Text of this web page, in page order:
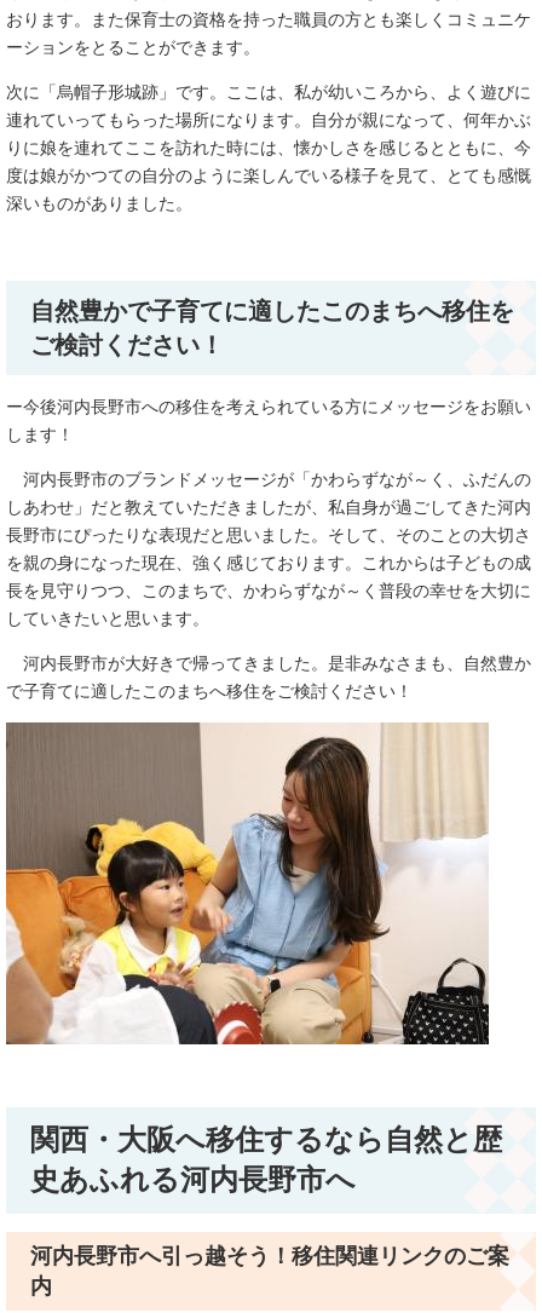
おります。また保育士の資格を持った職員の方とも楽しくコミュニケ
ーションをとることができます。
次に「烏帽子形城跡」です。ここは、私が幼いころから、よく遊びに
連れていってもらった場所になります。自分が親になって、何年かぶ
りに娘を連れてここを訪れた時には、懐かしさを感じるとともに、今
度は娘がかつての自分のように楽しんでいる様子を見て、とても感慨
深いものがありました。
自然豊かで子育てに適したこのまちへ移住を
ご検討ください！
ー今後河内長野市への移住を考えられている方にメッセージをお願い
します！
河内長野市のブランドメッセージが「かわらずなが～く、ふだんの
しあわせ」だと教えていただきましたが、私自身が過ごしてきた河内
長野市にぴったりな表現だと思いました。そして、そのことの大切さ
を親の身になった現在、強く感じております。これからは子どもの成
長を見守りつつ、このまちで、かわらずなが～く普段の幸せを大切に
していきたいと思います。
河内長野市が大好きで帰ってきました。是非みなさまも、自然豊か
で子育てに適したこのまちへ移住をご検討ください！
関西・大阪へ移住するなら自然と歴
史あふれる河内長野市へ
河内長野市へ引っ越そう！移住関連リンクのご案
内